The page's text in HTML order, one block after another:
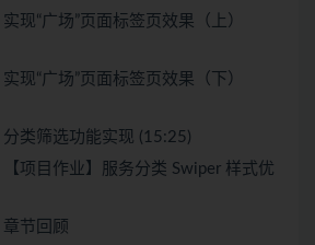
现“广场”页面标签页效果（上）
现“广场”页面标签页效果（下）
类筛选功能实现 (15:25)
项目作业】服务分类 Swiper 样式优
节回顾